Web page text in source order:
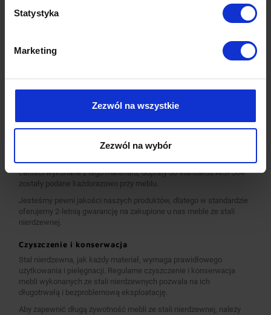
Statystyka
Marketing
Zezwól na wszystkie
Zezwól na wybór
pozwalają nam na zagwarantowanie najwyższych standardów
produkcji, oraz innowacyjnych rozwiązań konstrukcyjnych.
gilotynowanie, wykrawanie, a następnie kształtowanie materiałów
oraz łączenie i finalne wykończenie realizowana jest z pomocą
przez zespół wykwalifikowanych i doświadczonych pracowników.
Pracujemy wyłącznie na maszynach renomowanych światowych i
krajowych marek. Wszystkie urządzenia są nowoczesne, co
gwarantuje najwyższą jakość i precyzje wykonania wyrobów.
Standardowo nasze wyroby wykonane są ze stali nierdzewnej AISI
430, a elementy narażone na najsilniejsze działanie środków
chemicznych i organicznych wykonujemy ze stali nierdzewnej tzw.
kwasówki AISI 304. Wszystkie nasze meble mogą być również w
całości wykonane z tego materiału, dopłaty do standardu AISI 304
zostały podane każdorazowo przy meblu.
Jesteśmy pewni jakości naszych produktów, dlatego w standardzie
oferujemy 2-letnią gwarancję na zakupione u nas meble ze stali
nierdzewnej.
Czyszczenie i konserwacja
Stal nierdzewna, jak każdy materiał, wymaga prawidłowego
użytkowania i pielęgnacji. Regularne czyszczenie i konserwacja
mebli wykonanych ze stali nierdzewnych pozwala na ich
długotrwałą i bezproblemową eksploatację.
Aby zapewnić długą żywotność mebli ze stali nierdzewnej, należy